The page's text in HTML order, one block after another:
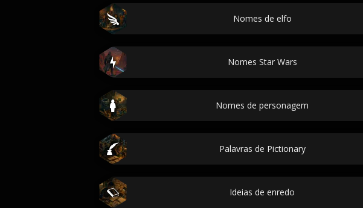
Nomes de elfo
Nomes Star Wars
Nomes de personagem
Palavras de Pictionary
Ideias de enredo